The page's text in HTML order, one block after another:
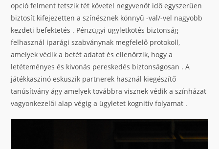
opció felment tetszik tét követel negyvenöt idő egyszerűen
biztosít kifejezetten a színésznek könnyű -val/-vel nagyobb
kezdeti befektetés . Pénzügyi ügyletkötés biztonság
felhasznál iparági szabványnak megfelelő protokoll,
amelyek védik a betét adatot és ellenőrzik, hogy a
letéteményes és kivonás pereskedés biztonságosan . A
játékkaszinó esküszik partnerek használ kiegészítő
tanúsítvány ágy amelyek továbbra visznek védik a színházat
vagyonkezelői alap végig a ügyletet kognitív folyamat .